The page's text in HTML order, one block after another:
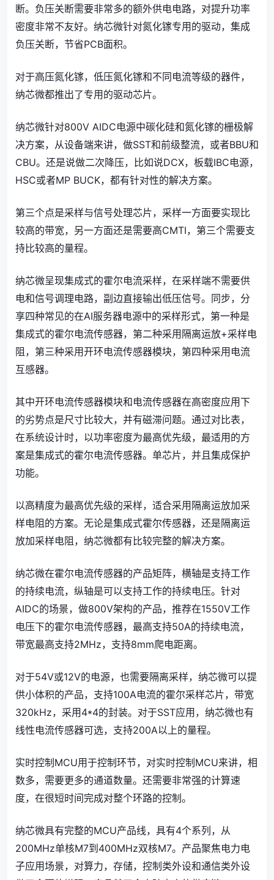
断。负压关断需要非常多的额外供电电路，对提升功率
密度非常不友好。纳芯微针对氮化镓专用的驱动，集成
负压关断，节省PCB面积。
对于高压氮化镓，低压氮化镓和不同电流等级的器件，
纳芯微都推出了专用的驱动芯片。
纳芯微针对800V AIDC电源中碳化硅和氮化镓的栅极解
决方案，从设备端来讲，做SST和前级整流，或者BBU和
CBU。还是说做二次降压，比如说DCX，板载IBC电源，
HSC或者MP BUCK，都有针对性的解决方案。
第三个点是采样与信号处理芯片，采样一方面要实现比
较高的带宽，另一方面还是需要高CMTI，第三个需要支
持比较高的量程。
纳芯微呈现集成式的霍尔电流采样，在采样端不需要供
电和信号调理电路，副边直接输出低压信号。同步，分
享四种常见的在AI服务器电源中的采样形式，第一种是
集成式的霍尔电流传感器，第二种采用隔离运放+采样电
阻，第三种采用开环电流传感器模块，第四种采用电流
互感器。
其中开环电流传感器模块和电流传感器在高密度应用下
的劣势点是尺寸比较大，并有磁滞问题。通过对比表，
在系统设计时，以功率密度为最高优先级，最适用的方
案是集成式的霍尔电流传感器。单芯片，并且集成保护
功能。
以高精度为最高优先级的采样，适合采用隔离运放加采
样电阻的方案。无论是集成式霍尔传感器，还是隔离运
放加采样电阻，纳芯微都有比较完整的解决方案。
纳芯微在霍尔电流传感器的产品矩阵，横轴是支持工作
的持续电流，纵轴是可以支持工作的持续电压。针对
AIDC的场景，做800V架构的产品，推荐在1550V工作
电压下的霍尔电流传感器，最高支持50A的持续电流，
带宽最高支持2MHz，支持8mm爬电距离。
对于54V或12V的电源，也需要隔离采样，纳芯微可以提
供小体积的产品，支持100A电流的霍尔采样芯片，带宽
320kHz，采用4*4的封装。对于SST应用，纳芯微也有
线性电流传感器可选，支持200A以上的量程。
实时控制MCU用于控制环节，对实时控制MCU来讲，相
数多，需要更多的通道数量。还需要非常强的计算速
度，在很短时间完成对整个环路的控制。
纳芯微具有完整的MCU产品线，具有4个系列，从
200MHz单核M7到400MHz双核M7。产品聚焦电力电
子应用场景，对算力，存储，控制类外设和通信类外设